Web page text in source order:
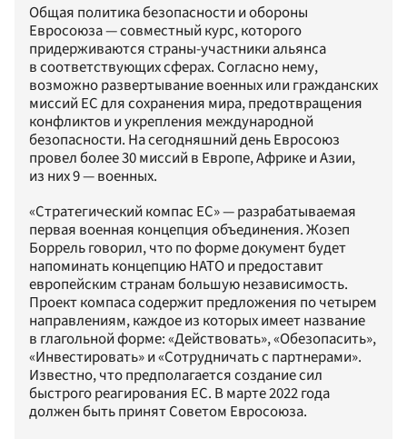
Общая политика безопасности и обороны
Евросоюза — совместный курс, которого
придерживаются страны-участники альянса
в соответствующих сферах. Согласно нему,
возможно развертывание военных или гражданских
миссий ЕС для сохранения мира, предотвращения
конфликтов и укрепления международной
безопасности. На сегодняшний день Евросоюз
провел более 30 миссий в Европе, Африке и Азии,
из них 9 — военных.
«Стратегический компас ЕС» — разрабатываемая
первая военная концепция объединения. Жозеп
Боррель говорил, что по форме документ будет
напоминать концепцию НАТО и предоставит
европейским странам большую независимость.
Проект компаса содержит предложения по четырем
направлениям, каждое из которых имеет название
в глагольной форме: «Действовать», «Обезопасить»,
«Инвестировать» и «Сотрудничать с партнерами».
Известно, что предполагается создание сил
быстрого реагирования ЕС. В марте 2022 года
должен быть принят Советом Евросоюза.